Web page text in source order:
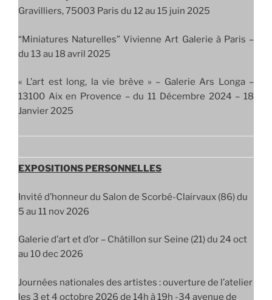
Gravilliers, 75003 Paris du 12 au 15 juin 2025
“Miniatures Naturelles” Vivienne Art Galerie à Paris –
du 13 au 18 avril 2025
« L’art est long, la vie brève » – Galerie Ars Longa –
13100 Aix en Provence – du 11 Décembre 2024 – 18
Janvier 2025
EXPOSITIONS PERSONNELLES
Invité d’honneur du Salon de Scorbé-Clairvaux (86) du
5 au 11 nov 2026
Galerie d’art et d’or – Châtillon sur Seine (21) du 24 oct
au 10 dec 2026
Journées nationales des artistes : ouverture de l’atelier
les 3 et 4 octobre 2026 de 14h à 19h -34 avenue de